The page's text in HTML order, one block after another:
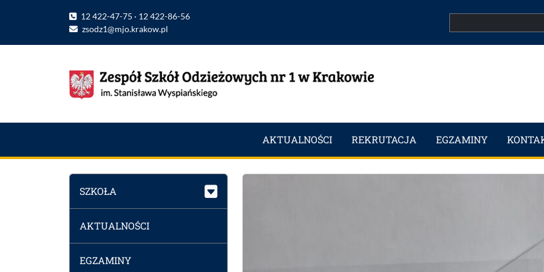
12 422-47-75 · 12 422-86-56
zsodz1@mjo.krakow.pl
AKTUALNOŚCI REKRUTACJA EGZAMINY
SZKOŁA
AKTUALNOŚCI
EGZAMINY